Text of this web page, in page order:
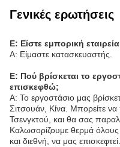
Γενικές ερωτήσεις
Ε: Είστε εμπορική
Α: Είμαστε κατασκευαστής.
Ε: Πού βρίσκεται το
επισκεφθώ;
Α: Το εργοστάσιο μας
Σιτσουάν, Κίνα. Μπορείτε να
Τσενγκτού, και θα σας
Καλωσορίζουμε θερμά
και διεθνή, να μας επισκεφτεί.